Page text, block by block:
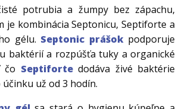
potrubia a žumpy bez zápachu,
je kombinácia Septonicu, Septiforte a
gélu. Septonic prášokpodporuje
baktérií a rozpúšťa tuky a organické
čo Septifortedodáva živé baktérie
už od 3 hodín.